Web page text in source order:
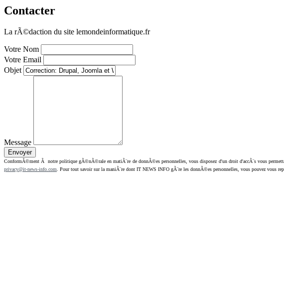
Contacter
La rÃ©daction du site lemondeinformatique.fr
Votre Nom
Votre Email
Objet
Message
ConformÃ©ment Ã notre politique gÃ©nÃ©rale en matiÃ¨re de donnÃ©es personnelles, vous disposez d'un droit d'accÃ¨s vous
privacy@it-news-info.com . Pour tout savoir sur la maniÃ¨re dont IT NEWS INFO gÃ¨re les donnÃ©es personnelles, vous pouvez vous